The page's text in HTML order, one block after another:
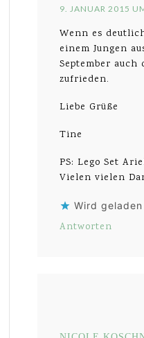
9. JANUAR 2015
Wenn es
einem Jungen
September
zufrieden.
Liebe Grüße
Tine
PS: Lego Set
Vielen vielen
Wird
Antworten